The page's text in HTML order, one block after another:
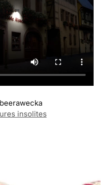
insolites